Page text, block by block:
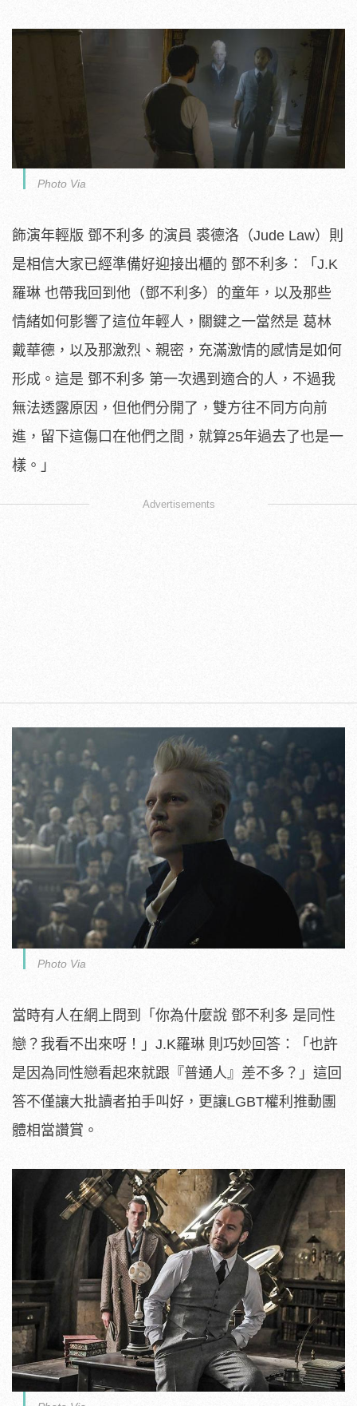
Photo Via
飾演年輕版 鄧不利多 的演員 裘德洛（Jude Law）則
是相信大家已經準備好迎接出櫃的 鄧不利多：「J.K
羅琳 也帶我回到他（鄧不利多）的童年，以及那些
情緒如何影響了這位年輕人，關鍵之一當然是 葛林
戴華德，以及那激烈、親密，充滿激情的感情是如何
形成。這是 鄧不利多 第一次遇到適合的人，不過我
無法透露原因，但他們分開了，雙方往不同方向前
進，留下這傷口在他們之間，就算25年過去了也是一
樣。」
Advertisements
Photo Via
當時有人在網上問到「你為什麼說 鄧不利多 是同性
戀？我看不出來呀！」J.K羅琳 則巧妙回答：「也許
是因為同性戀看起來就跟『普通人』差不多？」這回
答不僅讓大批讀者拍手叫好，更讓LGBT權利推動團
體相當讚賞。